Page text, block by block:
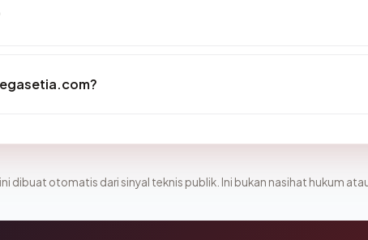
dibuat otomatis dari sinyal teknis publik. Ini bukan nasihat hukum